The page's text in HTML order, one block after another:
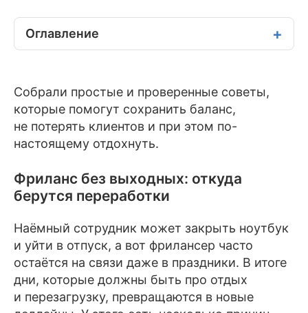
Оглавление
Собрали простые и проверенные советы,
которые помогут сохранить баланс,
не потерять клиентов и при этом по-
настоящему отдохнуть.
Фриланс без выходных: откуда
берутся переработки
Наёмный сотрудник может закрыть ноутбук
и уйти в отпуск, а вот фрилансер часто
остаётся на связи даже в праздники. В итоге
дни, которые должны быть про отдых
и перезагрузку, превращаются в новые